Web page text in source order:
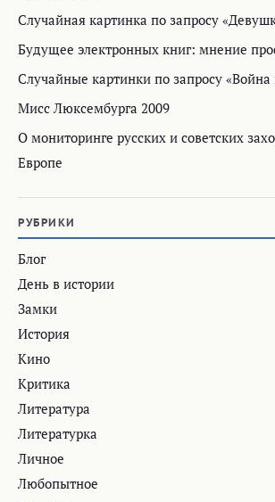
Случайная картинка по запросу
Будущее электронных книг: мнение
Случайные картинки по запросу
Мисс Люксембурга 2009
О мониторинге русских и советских
Европе
РУБРИКИ
Блог
День в истории
Замки
История
Кино
Критика
Литература
Литературка
Личное
Любопытное